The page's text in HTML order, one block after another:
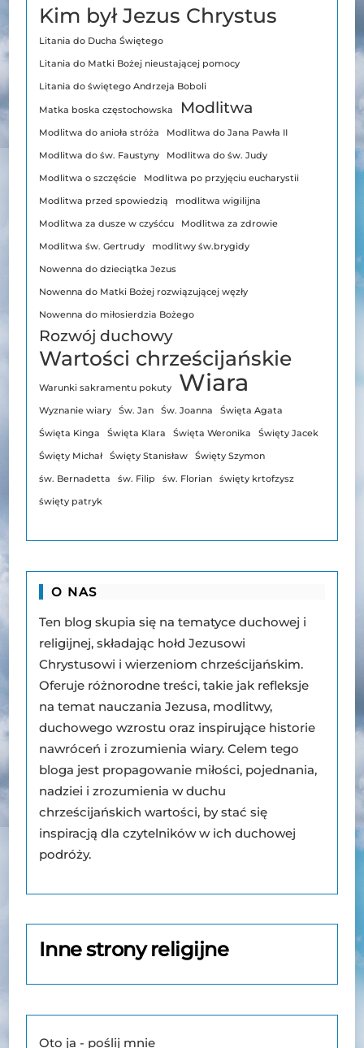
Kim był Jezus Chrystus
Litania do Ducha Świętego
Litania do Matki Bożej nieustającej pomocy
Litania do świętego Andrzeja Boboli
Matka boska częstochowska Modlitwa
Modlitwa do anioła stróża Modlitwa do Jana Pawła II
Modlitwa do św. Faustyny Modlitwa do św. Judy
Modlitwa o szczęście Modlitwa po przyjęciu eucharystii
Modlitwa przed spowiedzią modlitwa wigilijna
Modlitwa za dusze w czyśćcu Modlitwa za zdrowie
Modlitwa św. Gertrudy modlitwy św.brygidy
Nowenna do dzieciątka Jezus
Nowenna do Matki Bożej rozwiązującej węzły
Nowenna do miłosierdzia Bożego
Rozwój duchowy
Wartości chrześcijańskie
Warunki sakramentu pokuty Wiara
Wyznanie wiary Św. Jan Św. Joanna Święta Agata
Święta Kinga Święta Klara Święta Weronika Święty Jacek
Święty Michał Święty Stanisław Święty Szymon
św. Bernadetta św. Filip św. Florian święty krtofzysz
święty patryk
O NAS
Ten blog skupia się na tematyce duchowej i
religijnej, składając hołd Jezusowi
Chrystusowi i wierzeniom chrześcijańskim.
Oferuje różnorodne treści, takie jak refleksje
na temat nauczania Jezusa, modlitwy,
duchowego wzrostu oraz inspirujące historie
nawróceń i zrozumienia wiary. Celem tego
bloga jest propagowanie miłości, pojednania,
nadziei i zrozumienia w duchu
chrześcijańskich wartości, by stać się
inspiracją dla czytelników w ich duchowej
podróży.
Inne strony religijne
Oto ja - poślij mnie